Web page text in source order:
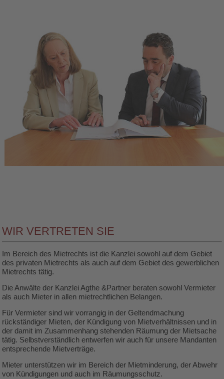
WIR VERTRETEN SIE
Im Bereich des Mietrechts ist die Kanzlei sowohl auf dem Gebiet
des privaten Mietrechts als auch auf dem Gebiet des gewerblichen
Mietrechts tätig.
Die Anwälte der Kanzlei Agthe &Partner beraten sowohl Vermieter
als auch Mieter in allen mietrechtlichen Belangen.
Für Vermieter sind wir vorrangig in der Geltendmachung
rückständiger Mieten, der Kündigung von Mietverhältnissen und in
der damit im Zusammenhang stehenden Räumung der Mietsache
tätig. Selbstverständlich entwerfen wir auch für unsere Mandanten
entsprechende Mietverträge.
Mieter unterstützen wir im Bereich der Mietminderung, der Abwehr
von Kündigungen und auch im Räumungsschutz.